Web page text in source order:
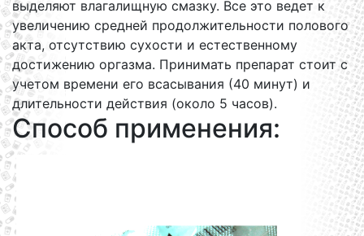
выделяют влагалищную смазку. Все это ведет к
увеличению средней продолжительности полового
акта, отсутствию сухости и естественному
достижению оргазма. Принимать препарат стоит с
учетом времени его всасывания (40 минут) и
длительности действия (около 5 часов).
Способ применения: